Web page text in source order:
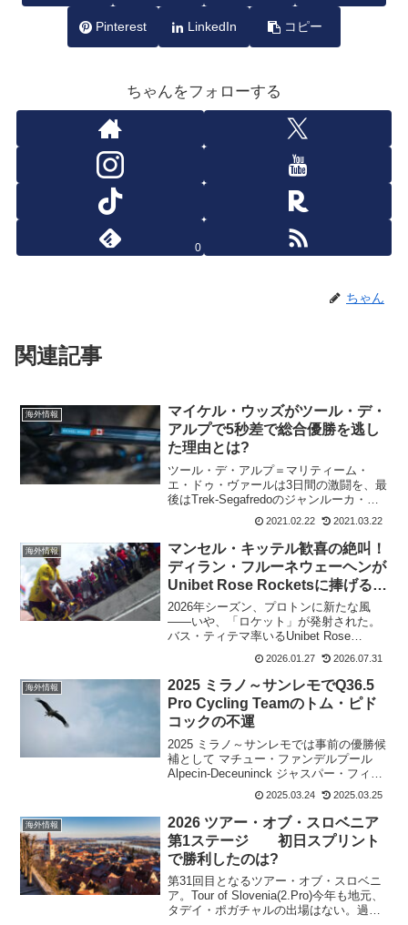
Pinterest LinkedIn コピー
ちゃんをフォローする
0
ちゃん
関連記事
海外情報
マイケル・ウッズがツール・デ・
アルプで5秒差で総合優勝を逃し
た理由とは?
ツール・デ・アルプ＝マリティーム・
エ・ドゥ・ヴァールは3日間の激闘を、最
後はTrek-Segafredoのジャンルーカ・ブ
ランビッラが独走勝利で飾った。2位に13
秒のタイム差をつけており、ステージ優
勝と共に総合優勝も飾ってしまうという
TR...
2021.02.22 2021.03.22
海外情報
マンセル・キッテル歓喜の絶叫！
ディラン・フルーネウェーヘンが
Unibet Rose Rocketsに捧げる初
勝利
2026年シーズン、プロトンに新たな風
——いや、「ロケット」が発射された。
バス・ティテマ率いるUnibet Rose
Rocketsに移籍したトップスプリンタ
ー、ディラン・フルーネウェーヘンが、
シーズン初戦となるクラシカ・コムニ
タ・バレンシ...
2026.01.27 2026.07.31
海外情報
2025 ミラノ～サンレモでQ36.5
Pro Cycling Teamのトム・ピド
コックの不運
2025 ミラノ～サンレモでは事前の優勝候
補として マチュー・ファンデルプール
Alpecin-Deceuninck ジャスパー・フィリ
ップセン Alpecin-Deceuninck タデイ・
ポガチャル UAE Team Emirates ...
2025.03.24 2025.03.25
海外情報
2026 ツアー・オブ・スロベニア
第1ステージ 初日スプリント
で勝利したのは?
第31回目となるツアー・オブ・スロベニ
ア。Tour of Slovenia(2.Pro)今年も地元、
タデイ・ポガチャルの出場はない。過去